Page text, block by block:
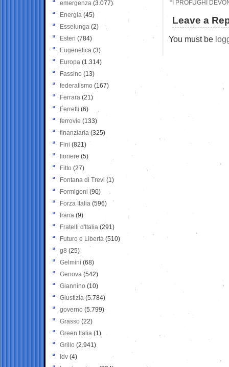
“I PROFUGHI
Leave a
You must be
emergenza (3.077)
Energia (45)
Esselunga (2)
Esteri (784)
Eugenetica (3)
Europa (1.314)
Fassino (13)
federalismo (167)
Ferrara (21)
Ferretti (6)
ferrovie (133)
finanziaria (325)
Fini (821)
fioriere (5)
Fitto (27)
Fontana di Trevi (1)
Formigoni (90)
Forza Italia (596)
frana (9)
Fratelli d'Italia (291)
Futuro e Libertà (510)
g8 (25)
Gelmini (68)
Genova (542)
Giannino (10)
Giustizia (5.784)
governo (5.799)
Grasso (22)
Green Italia (1)
Grillo (2.941)
Idv (4)